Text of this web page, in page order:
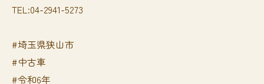
TEL:04-2941-5273
#埼玉県狭山市
#中古車
#令和6年